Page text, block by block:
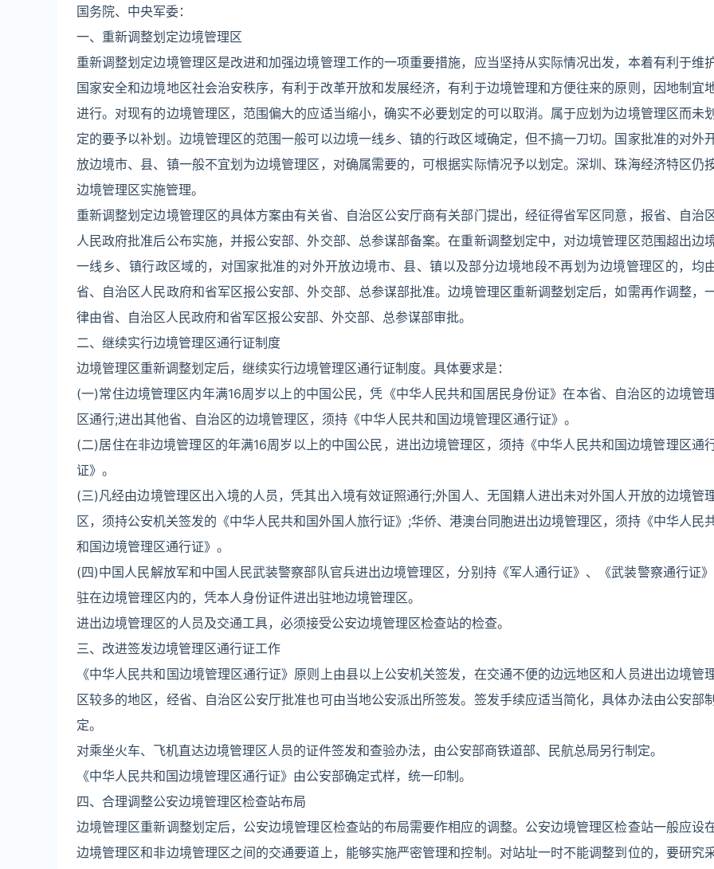
国务院、中央军委：
一、重新调整划定边境管理区
重新调整划定边境管理区是改进和加强边境管理工作的一项重要措施，应当坚持从实际情况出发，本着有利于维
国家安全和边境地区社会治安秩序，有利于改革开放和发展经济，有利于边境管理和方便往来的原则，因地制宜
进行。对现有的边境管理区，范围偏大的应适当缩小，确实不必要划定的可以取消。属于应划为边境管理区而未
定的要予以补划。边境管理区的范围一般可以边境一线乡、镇的行政区域确定，但不搞一刀切。国家批准的对外
放边境市、县、镇一般不宜划为边境管理区，对确属需要的，可根据实际情况予以划定。深圳、珠海经济特区仍
边境管理区实施管理。
重新调整划定边境管理区的具体方案由有关省、自治区公安厅商有关部门提出，经征得省军区同意，报省、自治
人民政府批准后公布实施，并报公安部、外交部、总参谋部备案。在重新调整划定中，对边境管理区范围超出边
一线乡、镇行政区域的，对国家批准的对外开放边境市、县、镇以及部分边境地段不再划为边境管理区的，均
省、自治区人民政府和省军区报公安部、外交部、总参谋部批准。边境管理区重新调整划定后，如需再作调整，
律由省、自治区人民政府和省军区报公安部、外交部、总参谋部审批。
二、继续实行边境管理区通行证制度
边境管理区重新调整划定后，继续实行边境管理区通行证制度。具体要求是：
(一)常住边境管理区内年满16周岁以上的中国公民，凭《中华人民共和国居民身份证》在本省、自治区的边境管
区通行;进出其他省、自治区的边境管理区，须持《中华人民共和国边境管理区通行证》。
(二)居住在非边境管理区的年满16周岁以上的中国公民，进出边境管理区，须持《中华人民共和国边境管理区通
证》。
(三)凡经由边境管理区出入境的人员，凭其出入境有效证照通行;外国人、无国籍人进出未对外国人开放的边境管
区，须持公安机关签发的《中华人民共和国外国人旅行证》;华侨、港澳台同胞进出边境管理区，须持《中华人民
和国边境管理区通行证》。
(四)中国人民解放军和中国人民武装警察部队官兵进出边境管理区，分别持《军人通行证》、《武装警察通行证
驻在边境管理区内的，凭本人身份证件进出驻地边境管理区。
进出边境管理区的人员及交通工具，必须接受公安边境管理区检查站的检查。
三、改进签发边境管理区通行证工作
《中华人民共和国边境管理区通行证》原则上由县以上公安机关签发，在交通不便的边远地区和人员进出边境管
区较多的地区，经省、自治区公安厅批准也可由当地公安派出所签发。签发手续应适当简化，具体办法由公安部
定。
对乘坐火车、飞机直达边境管理区人员的证件签发和查验办法，由公安部商铁道部、民航总局另行制定。
《中华人民共和国边境管理区通行证》由公安部确定式样，统一印制。
四、合理调整公安边境管理区检查站布局
边境管理区重新调整划定后，公安边境管理区检查站的布局需要作相应的调整。公安边境管理区检查站一般应设
边境管理区和非边境管理区之间的交通要道上，能够实施严密管理和控制。对站址一时不能调整到位的，要研究